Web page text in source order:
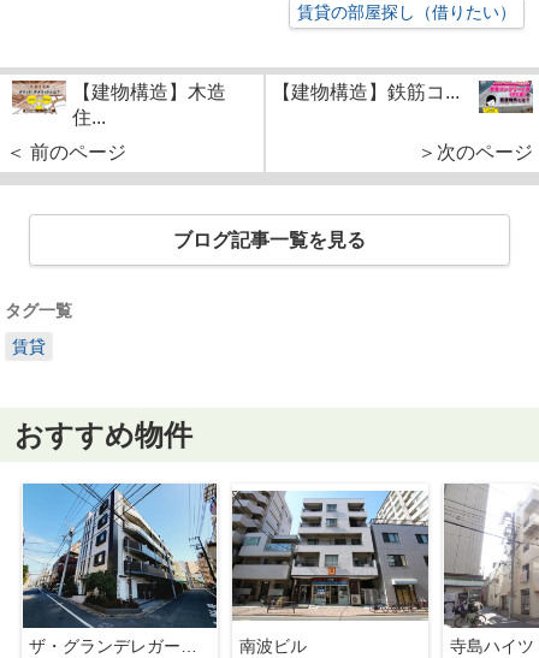
賃貸の部屋探し（借りたい）
【建物構造】木造
住...
＜ 前のページ
【建物構造】鉄筋コ...
＞次のページ
ブログ記事一覧を見る
タグ一覧
賃貸
おすすめ物件
南波ビル
寺島ハイツ